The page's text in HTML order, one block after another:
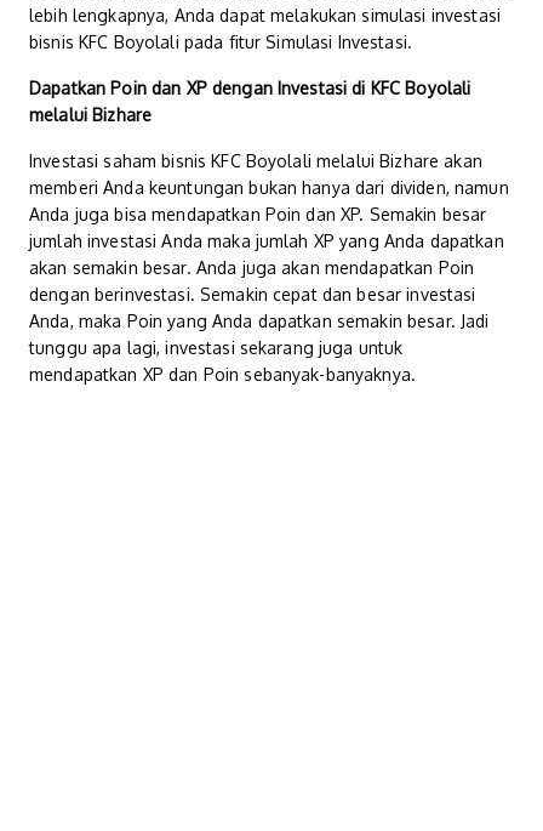
lebih lengkapnya, Anda dapat melakukan simulasi investasi
bisnis KFC Boyolali pada fitur Simulasi Investasi.
Dapatkan Poin dan XP dengan Investasi di KFC Boyolali
melalui Bizhare
Investasi saham bisnis KFC Boyolali melalui Bizhare akan
memberi Anda keuntungan bukan hanya dari dividen, namun
Anda juga bisa mendapatkan Poin dan XP. Semakin besar
jumlah investasi Anda maka jumlah XP yang Anda dapatkan
akan semakin besar. Anda juga akan mendapatkan Poin
dengan berinvestasi. Semakin cepat dan besar investasi
Anda, maka Poin yang Anda dapatkan semakin besar. Jadi
tunggu apa lagi, investasi sekarang juga untuk
mendapatkan XP dan Poin sebanyak-banyaknya.